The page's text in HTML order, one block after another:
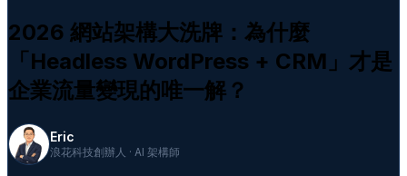
2026 網站架構大洗牌：為什麼
「Headless WordPress + CRM」才是
企業流量變現的唯一解？
Eric
浪花科技創辦人 · AI 架構師